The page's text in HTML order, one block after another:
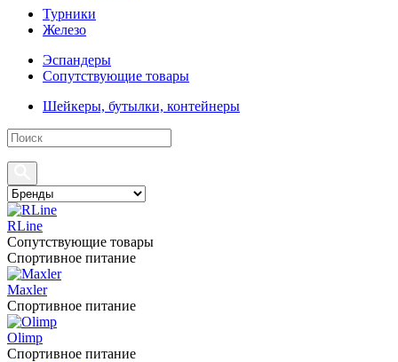
Турники
Железо
Эспандеры
Сопутствующие товары
Шейкеры, бутылки, контейнеры
RLine
Сопутствующие товары
Спортивное питание
Maxler
Спортивное питание
Olimp
Спортивное питание